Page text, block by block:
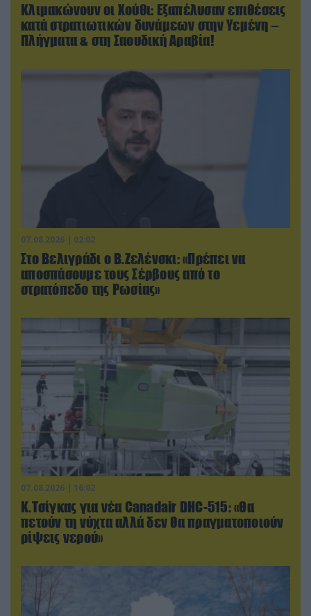
Κλιμακώνουν οι Χούθι: Eξαπέλυσαν επιθέσεις
κατά στρατιωτικών δυνάμεων στην Υεμένη –
Πλήγματα & στη Σαουδική Αραβία!
07.08.2026 | 02:02
Στο Βελιγράδι ο Β.Ζελένσκι: «Πρέπει να
αποσπάσουμε τους Σέρβους από το
στρατόπεδο της Ρωσίας»
07.08.2026 | 16:02
Κ.Τσίγκας για νέα Canadair DHC-515: «Θα
πετούν τη νύχτα αλλά δεν θα πραγματοποιούν
ρίψεις νερού»